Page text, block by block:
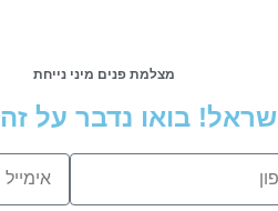
מצלמת פנים מיני נייחת
בואו נדבר על זה